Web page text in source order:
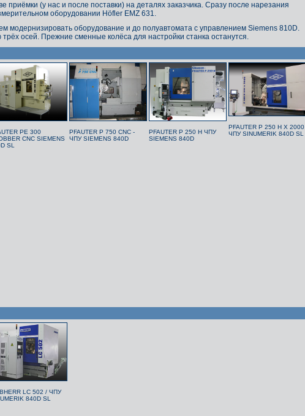
(у нас и после поставки) на деталях заказчика. Сразу после нарезания
оборудовании Höfler EMZ 631.
модернизировать оборудование и до полуавтомата с управлением Siemens 810D.
осей. Прежние сменные колёса для настройки станка останутся.
PE 300
CNC SIEMENS
SL
PFAUTER P 750 CNC -
ЧПУ SIEMENS 840D
PFAUTER P 250 H ЧПУ
SIEMENS 840D
PFAUTER P 250 H X 2000
ЧПУ SINUMERIK 840D SL
LC 502 / ЧПУ
840D SL